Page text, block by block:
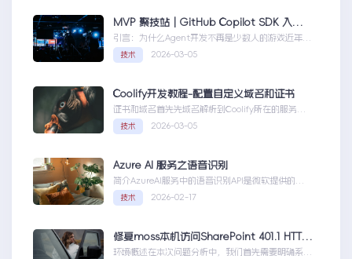
MVP 聚技站｜GitHub Copilot SDK 入门：五分钟构建你的第一个 AI Agent
引言：为什么Agent开发不再是少数人的游戏近年
来，随着人工智能技术的快速发展，AIAgen...MVP
聚技站｜GitHubCopilotSDK入门：五分钟构建你的
技术 2026-03-05
Coolify开发教程-配置自定义域名和证书
证书和域名首先先域名解析到Coolify所在的服务
器，然后获取你的证书NGINX版本的，这里就不
赘...Coolify开发教程-配置自定义域名和证书
技术 2026-03-05
Azure AI 服务之语音识别
简介AzureAI服务中的语音识别API是微软提供的一
项先进技术，旨在帮助开发者轻松实现语...AzureAI
服务之语音识别
技术 2026-02-17
修复moss本机访问SharePoint 401.1 HTTP错误
环境概述在本次问题分析中，我们首先需要明确系统